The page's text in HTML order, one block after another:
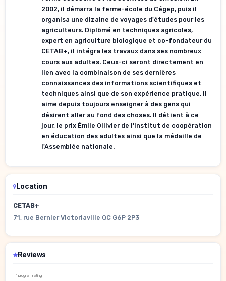
2002, il démarra la ferme-école du Cégep, puis il
organisa une dizaine de voyages d'études pour les
agriculteurs. Diplômé en techniques agricoles,
expert en agriculture biologique et co-fondateur du
CETAB+, il intégra les travaux dans ses nombreux
cours aux adultes. Ceux-ci seront directement en
lien avec la combinaison de ses dernières
connaissances des informations scientifiques et
techniques ainsi que de son expérience pratique. Il
aime depuis toujours enseigner à des gens qui
désirent aller au fond des choses. Il détient à ce
jour, le prix Émile Ollivier de l'Institut de coopération
en éducation des adultes ainsi que la médaille de
l'Assemblée nationale.
Location
CETAB+
71, rue Bernier Victoriaville QC G6P 2P3
Reviews
1 program rating